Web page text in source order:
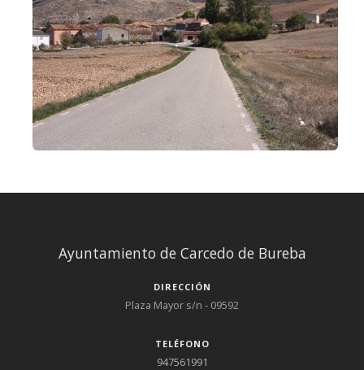
Ayuntamiento de Carcedo de Bureba
DIRECCIÓN
Plaza Mayor s/n - 09592
TELÉFONO
947561991